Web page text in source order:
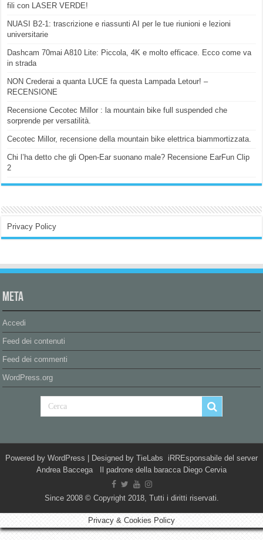
fili con LASER VERDE!
NUASI B2-1: trascrizione e riassunti AI per le tue riunioni e lezioni
universitarie
Dashcam 70mai A810 Lite: Piccola, 4K e molto efficace. Ecco come va
in strada
NON Crederai a quanta LUCE fa questa Lampada Letour! –
RECENSIONE
Recensione Cecotec Millor : la mountain bike full suspended che
sorprende per versatilità.
Cecotec Millor, recensione della mountain bike elettrica biammortizzata.
Chi l’ha detto che gli Open-Ear suonano male? Recensione EarFun Clip
2
Privacy Policy
Meta
Accedi
Feed dei contenuti
Feed dei commenti
WordPress.org
Powered by WordPress | Designed by TieLabs iRREsponsabile del server
Andrea Baccega Il padrone della baracca Diego Cervia
Since 2008 © Copyright 2018, Tutti i diritti riservati.
Privacy & Cookies Policy